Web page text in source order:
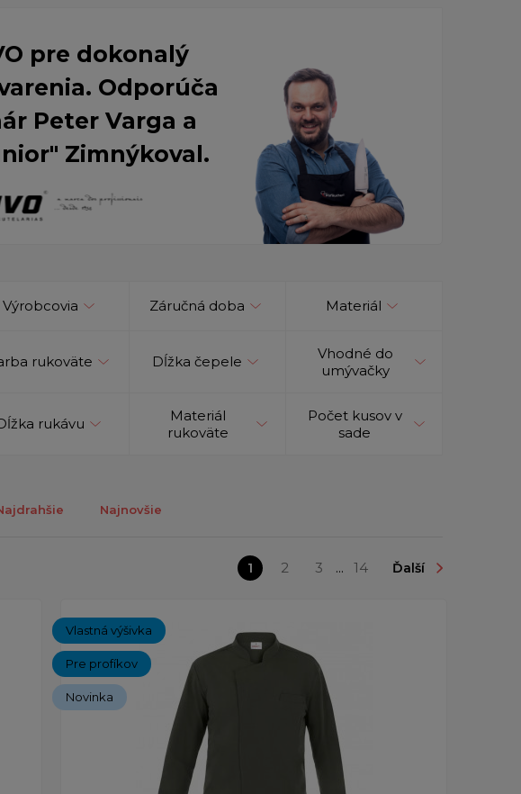
pre dokonalý
Odporúča
Peter Varga a
Zimnýkoval.
Výrobcovia Záručná doba Materiál
rukoväte Dĺžka čepele
Vhodné do
umývačky
rukávu
Materiál
rukoväte
Počet kusov v
sade
Najnovšie
1 2 3 ... 14 Ďalší
Vlastná výšivka
Pre profíkov
Novinka